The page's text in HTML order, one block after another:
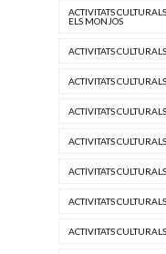
ACTIVITATS
ELS MONJOS
ACTIVITATS
ACTIVITATS
ACTIVITATS
ACTIVITATS
ACTIVITATS
ACTIVITATS
ACTIVITATS